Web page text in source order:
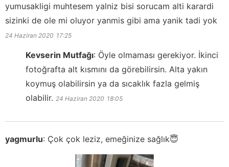
yumusakligi muhtesem yalniz bisi sorucam alti karardi
sizinki de ole mi oluyor yanmis gibi ama yanik tadi yok
24 Haziran 2020 17:25
Kevserin Mutfağı: Öyle olmaması gerekiyor. İkinci
fotoğrafta alt kısmını da görebilirsin. Alta yakın
koymuş olabilirsin ya da sıcaklık fazla gelmiş
olabilir. 24 Haziran 2020 18:05
yagmurlu: Çok çok leziz, emeğinize sağlık😇